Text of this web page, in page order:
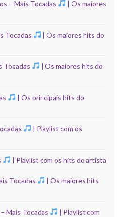
– Mais Tocadas
| Os maiores
Tocadas
| Os maiores hits do
Tocadas
| Os maiores hits do
| Os principais hits do
| Playlist com os
| Playlist com os hits do artista
Tocadas
| Os maiores hits
Mais Tocadas
| Playlist com